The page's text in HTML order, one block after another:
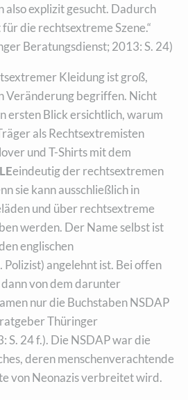
also explizit gesucht. Dadurch
die rechtsextreme Szene.“
Beratungsdienst; 2013: S. 24)
Kleidung ist groß,
Veränderung begriffen. Nicht
ersten Blick ersichtlich, warum
als Rechtsextremisten
und T-Shirts mit dem
eindeutig der rechtsextremen
sie kann ausschließlich in
und über rechtsextreme
werden. Der Name selbst ist
englischen
Polizist) angelehnt ist. Bei offen
von dem darunter
nur die Buchstaben NSDAP
Thüringer
S. 24 f.). Die NSDAP war die
deren menschenverachtende
von Neonazis verbreitet wird.